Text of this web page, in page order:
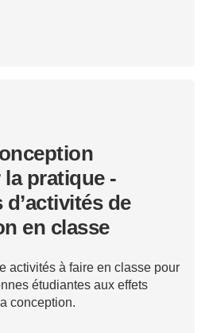
pratique -
de
en classe
activités à faire en classe pour
étudiantes aux effets
conception.